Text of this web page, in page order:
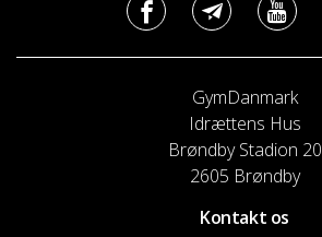
GymDanmark
Idrættens Hus
Brøndby Stadion 20
2605 Brøndby
Kontakt os